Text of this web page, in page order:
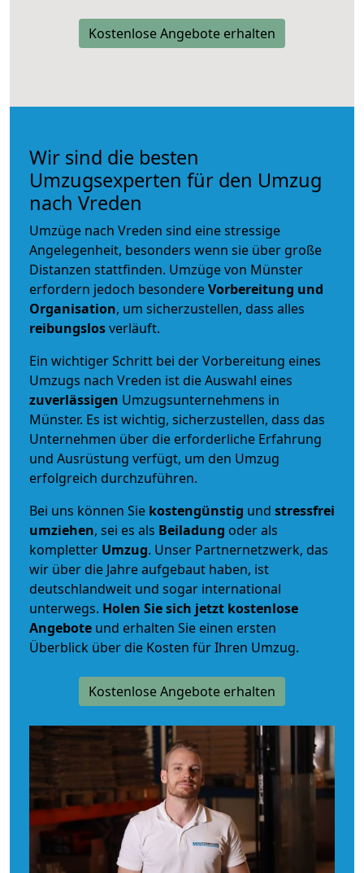
Kostenlose Angebote erhalten
Wir sind die besten
Umzugsexperten für den Umzug
nach Vreden
Umzüge nach Vreden sind eine stressige
Angelegenheit, besonders wenn sie über große
Distanzen stattfinden. Umzüge von Münster
erfordern jedoch besondereVorbereitung und
Organisation, um sicherzustellen, dass alles
reibungslosverläuft.
Ein wichtiger Schritt bei der Vorbereitung eines
Umzugs nach Vreden ist die Auswahl eines
zuverlässigen Umzugsunternehmens in
Münster. Es ist wichtig, sicherzustellen, dass das
Unternehmen über die erforderliche Erfahrung
und Ausrüstung verfügt, um den Umzug
erfolgreich durchzuführen.
Bei uns können Sie kostengünstig und stressfrei
umziehen, sei es als Beiladung oder als
kompletter Umzug. Unser Partnernetzwerk, das
wir über die Jahre aufgebaut haben, ist
deutschlandweit und sogar international
unterwegs. Holen Sie sich jetzt kostenlose
Angebote und erhalten Sie einen ersten
Überblick über die Kosten für Ihren Umzug.
Kostenlose Angebote erhalten